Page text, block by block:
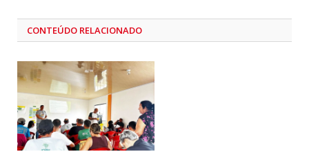
CONTEÚDO RELACIONADO